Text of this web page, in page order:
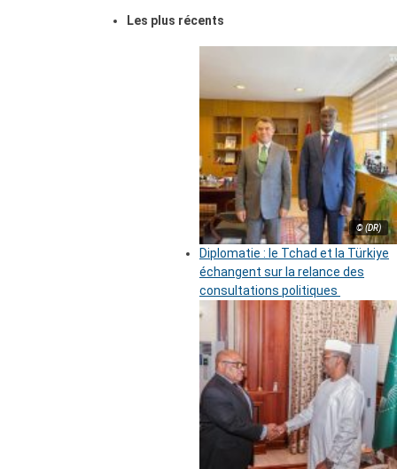
Les plus récents
© (DR)
Diplomatie : le Tchad et la Türkiye
échangent sur la relance des
consultations politiques